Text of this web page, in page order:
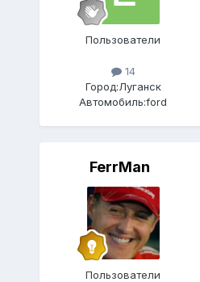
Пользователи
14
Город:Луганск
Автомобиль:ford
FerrMan
Пользователи